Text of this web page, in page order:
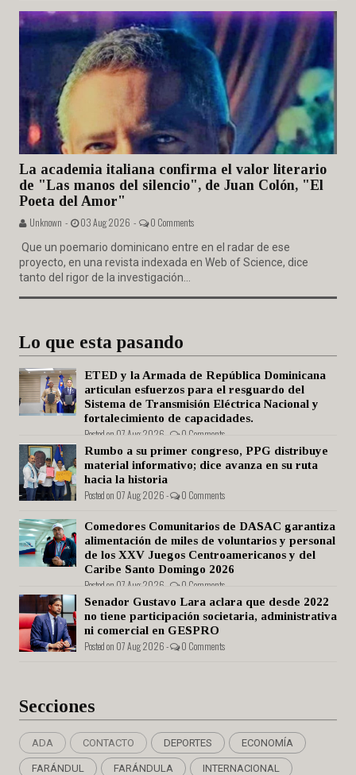
La academia italiana confirma el valor literario
de "Las manos del silencio", de Juan Colón, "El
Poeta del Amor"
Unknown - 03 Aug 2026 - 0 Comments
Que un poemario dominicano entre en el radar de ese
proyecto, en una revista indexada en Web of Science, dice
tanto del rigor de la investigación...
Lo que esta pasando
ETED y la Armada de República Dominicana
articulan esfuerzos para el resguardo del
Sistema de Transmisión Eléctrica Nacional y
fortalecimiento de capacidades.
Posted on 07 Aug 2026 - 0 Comments
Rumbo a su primer congreso, PPG distribuye
material informativo; dice avanza en su ruta
hacia la historia
Posted on 07 Aug 2026 - 0 Comments
Comedores Comunitarios de DASAC garantiza
alimentación de miles de voluntarios y personal
de los XXV Juegos Centroamericanos y del
Caribe Santo Domingo 2026
Posted on 07 Aug 2026 - 0 Comments
Senador Gustavo Lara aclara que desde 2022
no tiene participación societaria, administrativa
ni comercial en GESPRO
Posted on 07 Aug 2026 - 0 Comments
Secciones
ADA CONTACTO DEPORTES ECONOMÍA
FARÁNDUL FARÁNDULA INTERNACIONAL